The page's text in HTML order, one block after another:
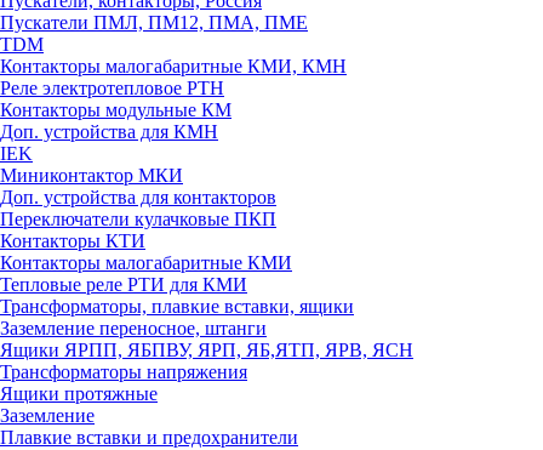
Пускатели ПМЛ, ПМ12, ПМА, ПМЕ
TDM
Контакторы малогабаритные КМИ, КМН
Реле электротепловое РТН
Контакторы модульные КМ
Доп. устройства для КМН
IEK
Миниконтактор МКИ
Доп. устройства для контакторов
Переключатели кулачковые ПКП
Контакторы КТИ
Контакторы малогабаритные КМИ
Тепловые реле РTИ для КМИ
Трансформаторы, плавкие вставки, ящики
Заземление переносное, штанги
Ящики ЯРПП, ЯБПВУ, ЯРП, ЯБ,ЯТП, ЯРВ, ЯСН
Трансформаторы напряжения
Ящики протяжные
Заземление
Плавкие вставки и предохранители